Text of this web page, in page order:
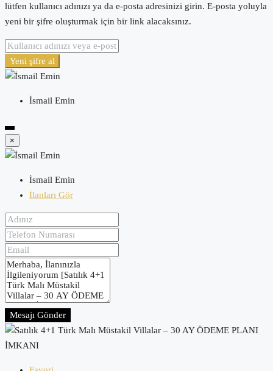
lütfen kullanıcı adınızı ya da e-posta adresinizi girin. E-posta yoluyla
yeni bir şifre oluşturmak için bir link alacaksınız.
Yeni şifre al
İsmail Emin
×
İsmail Emin
İlanları Gör
Mesajı Gönder